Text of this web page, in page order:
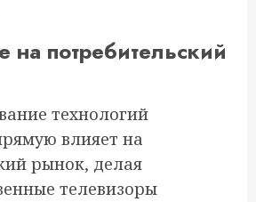
на потребительский
технологий
влияет на
рынок, делая
телевизоры